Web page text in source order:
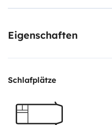
Eigenschaften
Schlafplätze